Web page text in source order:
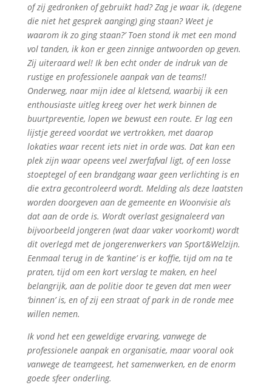
of zij gedronken of gebruikt had? Zag je waar ik, (degene
die niet het gesprek aanging) ging staan? Weet je
waarom ik zo ging staan?’ Toen stond ik met een mond
vol tanden, ik kon er geen zinnige antwoorden op geven.
Zij uiteraard wel! Ik ben echt onder de indruk van de
rustige en professionele aanpak van de teams!!
Onderweg, naar mijn idee al kletsend, waarbij ik een
enthousiaste uitleg kreeg over het werk binnen de
buurtpreventie, lopen we bewust een route. Er lag een
lijstje gereed voordat we vertrokken, met daarop
lokaties waar recent iets niet in orde was. Dat kan een
plek zijn waar opeens veel zwerfafval ligt, of een losse
stoeptegel of een brandgang waar geen verlichting is en
die extra gecontroleerd wordt. Melding als deze laatsten
worden doorgeven aan de gemeente en Woonvisie als
dat aan de orde is. Wordt overlast gesignaleerd van
bijvoorbeeld jongeren (wat daar vaker voorkomt) wordt
dit overlegd met de jongerenwerkers van Sport&Welzijn.
Eenmaal terug in de ‘kantine’ is er koffie, tijd om na te
praten, tijd om een kort verslag te maken, en heel
belangrijk, aan de politie door te geven dat men weer
‘binnen’ is, en of zij een straat of park in de ronde mee
willen nemen.
Ik vond het een geweldige ervaring, vanwege de
professionele aanpak en organisatie, maar vooral ook
vanwege de teamgeest, het samenwerken, en de enorm
goede sfeer onderling.